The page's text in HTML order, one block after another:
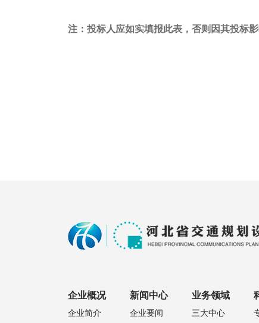
注：投标人应如实填报此表，否则因其投标
企业概况
企业简介
新闻中心
企业要闻
业务领域
三大中心